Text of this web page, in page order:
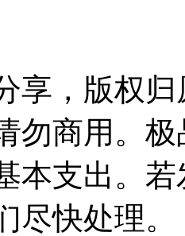
享，版权
勿商用。
本支出。
尽快处理。